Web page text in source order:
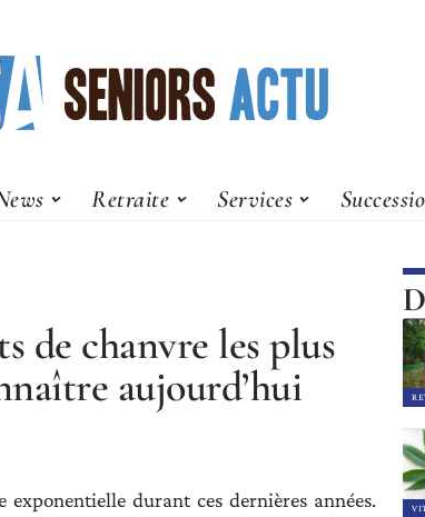
Retraite Services
de chanvre les plus
aujourd’hui
durant ces dernières années.